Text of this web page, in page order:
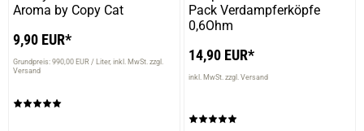
Aroma by Copy Cat
9,90 EUR*
Grundpreis: 990,00 EUR / Liter inkl. MwSt. zzgl.
Versand
Pack Verdampferköpfe
0,6Ohm
14,90 EUR*
inkl. MwSt. zzgl. Versand